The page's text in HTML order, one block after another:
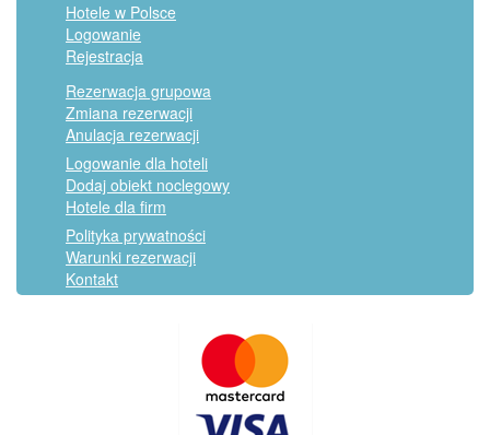
Hotele w Polsce
Logowanie
Rejestracja
Rezerwacja grupowa
Zmiana rezerwacji
Anulacja rezerwacji
Logowanie dla hoteli
Dodaj obiekt noclegowy
Hotele dla firm
Polityka prywatności
Warunki rezerwacji
Kontakt